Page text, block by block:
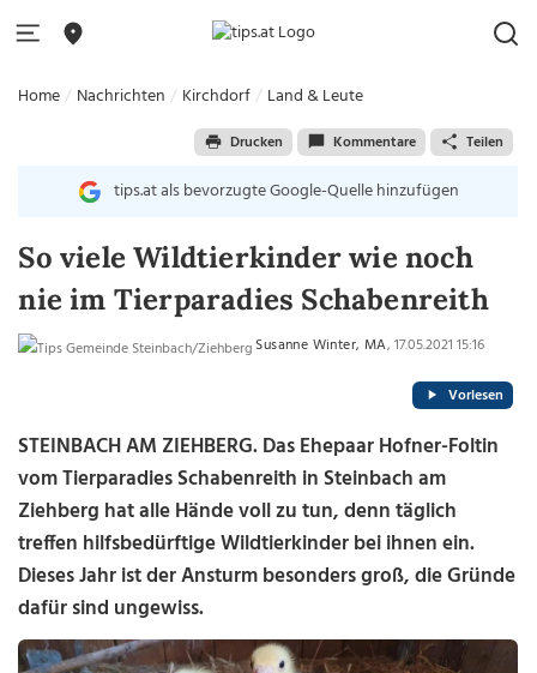
Home Nachrichten Kirchdorf Land & Leute
Drucken Kommentare Teilen
tips.at als bevorzugte Google-Quelle hinzufügen
So viele Wildtierkinder wie noch
nie im Tierparadies Schabenreith
Susanne Winter, MA, 17.05.2021 15:16
Vorlesen
STEINBACH AM ZIEHBERG. Das Ehepaar Hofner-Foltin
vom Tierparadies Schabenreith in Steinbach am
Ziehberg hat alle Hände voll zu tun, denn täglich
treffen hilfsbedürftige Wildtierkinder bei ihnen ein.
Dieses Jahr ist der Ansturm besonders groß, die Gründe
dafür sind ungewiss.